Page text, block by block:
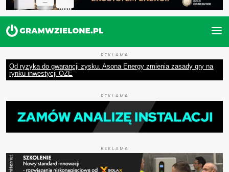
REKLAMA
Od ryzyka do gwarancji zysku. Asona Energy zmienia zasady gry na
rynku inwestycji OZE
REKLAMA
REKLAMA